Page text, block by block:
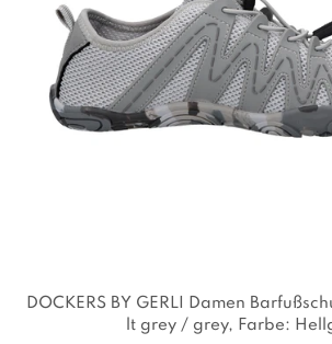
DOCKERS BY GERLI Damen
lt grey / grey, Farbe: